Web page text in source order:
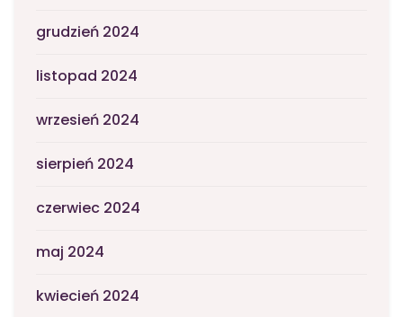
grudzień 2024
listopad 2024
wrzesień 2024
sierpień 2024
czerwiec 2024
maj 2024
kwiecień 2024